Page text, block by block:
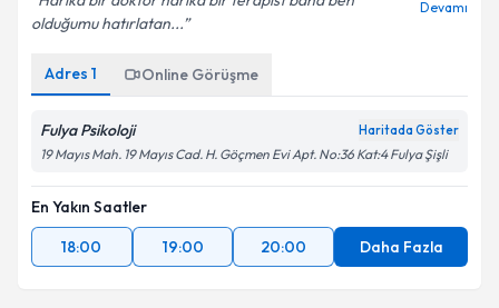
olduğumu hatırlatan...
Devamı
Adres 1 Online Görüşme
Fulya Psikoloji Haritada Göster
19 Mayıs Mah. 19 Mayıs Cad. H. Göçmen Evi Apt. No:36 Kat:4 Fulya Şişli
En Yakın Saatler
18:00
19:00 20:00 Daha Fazla